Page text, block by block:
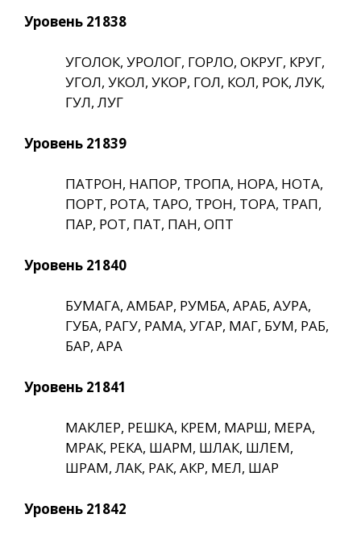
Уровень 21838
УГОЛОК, УРОЛОГ, ГОРЛО, ОКРУГ, КРУГ,
УГОЛ, УКОЛ, УКОР, ГОЛ, КОЛ, РОК, ЛУК,
ГУЛ, ЛУГ
Уровень 21839
ПАТРОН, НАПОР, ТРОПА, НОРА, НОТА,
ПОРТ, РОТА, ТАРО, ТРОН, ТОРА, ТРАП,
ПАР, РОТ, ПАТ, ПАН, ОПТ
Уровень 21840
БУМАГА, АМБАР, РУМБА, АРАБ, АУРА,
ГУБА, РАГУ, РАМА, УГАР, МАГ, БУМ, РАБ,
БАР, АРА
Уровень 21841
МАКЛЕР, РЕШКА, КРЕМ, МАРШ, МЕРА,
МРАК, РЕКА, ШАРМ, ШЛАК, ШЛЕМ,
ШРАМ, ЛАК, РАК, АКР, МЕЛ, ШАР
Уровень 21842